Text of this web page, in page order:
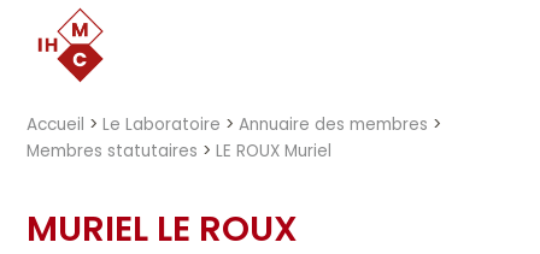
Accueil >Le Laboratoire >Annuaire des membres >
Membres statutaires >LE ROUX Muriel
MURIEL LE ROUX